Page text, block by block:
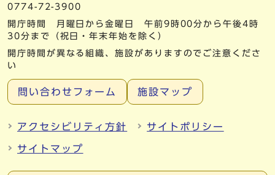
0774-72-3900
開庁時間 月曜日から金曜日 午前9時00分から午後4時
30分まで（祝日・年末年始を除く）
開庁時間が異なる組織、施設がありますのでご注意くださ
い
問い合わせフォーム 施設マップ
アクセシビリティ方針 サイトポリシー
サイトマップ